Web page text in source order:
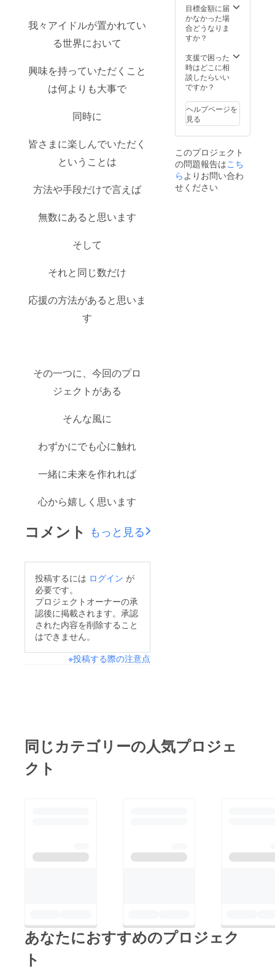
我々アイドルが置かれてい
る世界において
興味を持っていただくこと
は何よりも大事で
同時に
皆さまに楽しんでいただく
ということは
方法や手段だけで言えば
無数にあると思います
そして
それと同じ数だけ
応援の方法があると思いま
す
その一つに、今回のプロ
ジェクトがある
そんな風に
わずかにでも心に触れ
一緒に未来を作れれば
心から嬉しく思います
コメント もっと見る
投稿するには ログイン が
必要です。
プロジェクトオーナーの承
認後に掲載されます。承認
された内容を削除すること
はできません。
※投稿する際の注意点
でも楽
しめる
ような
おりま
す
すの
で、動
画の使
用用途
人の範
疇にて
お願い
いたし
去制作
例 題
材：リ
ターン
内容：
もしそ
の方が
アイド
ルだっ
り） 7,
個別特
典会
（zoom
いま
す） 8,
直筆の
お礼の
（全メ
ンバー
より）
9, 【新
定】Inst
ver.
CD-R付
き 10,
ジャ
ず"ご記
載くだ
YouTub
分以内
の動画
目標金額に届
かなかった場
合どうなりま
すか？
支援で困った
時はどこに相
談したらいい
ですか？
ヘルプページを
見る
このプロジェクト
の問題報告はこち
らよりお問い合わ
せください
同じカテゴリーの人気プロジェ
クト
あなたにおすすめのプロジェク
ト